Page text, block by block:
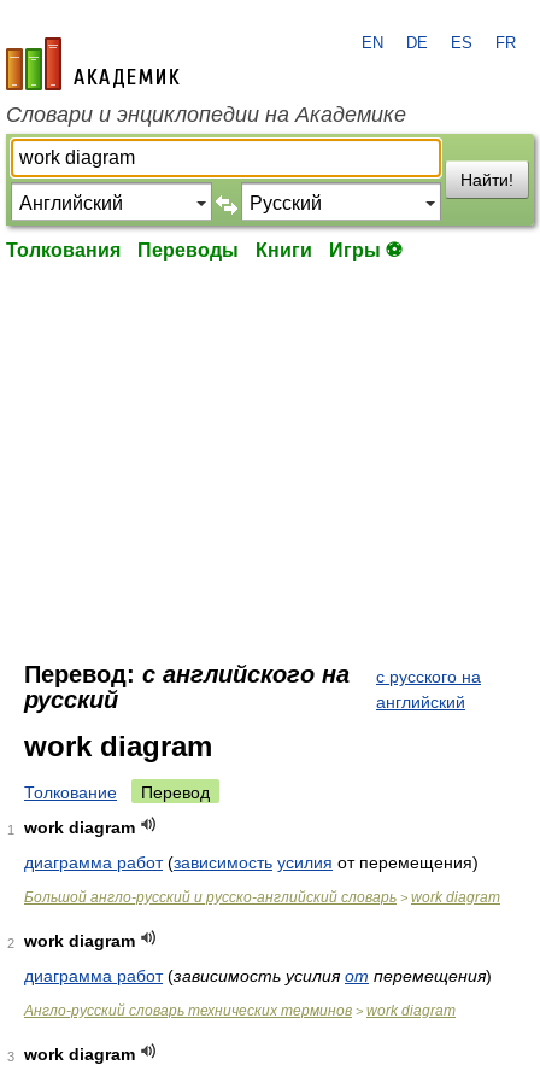
academic.ru
EN DE ES FR
Словари и энциклопедии на Академике
Найти!
Толкования Переводы Книги Игры ⚽
Перевод: с английского на
русский
с русского на
английский
work diagram
Толкование Перевод
1
work diagram
диаграмма работ(зависимость усилия от перемещения)
Большой англо-русский и русско-английский словарь > work diagram
2
work diagram
диаграмма работ (зависимость усилияот перемещения)
Англо-русский словарь технических терминов > work diagram
3
work diagram